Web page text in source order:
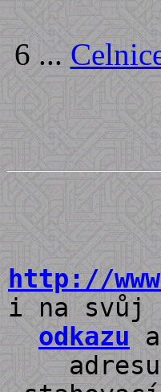
6 ...
http://
i na svůj
odkazu